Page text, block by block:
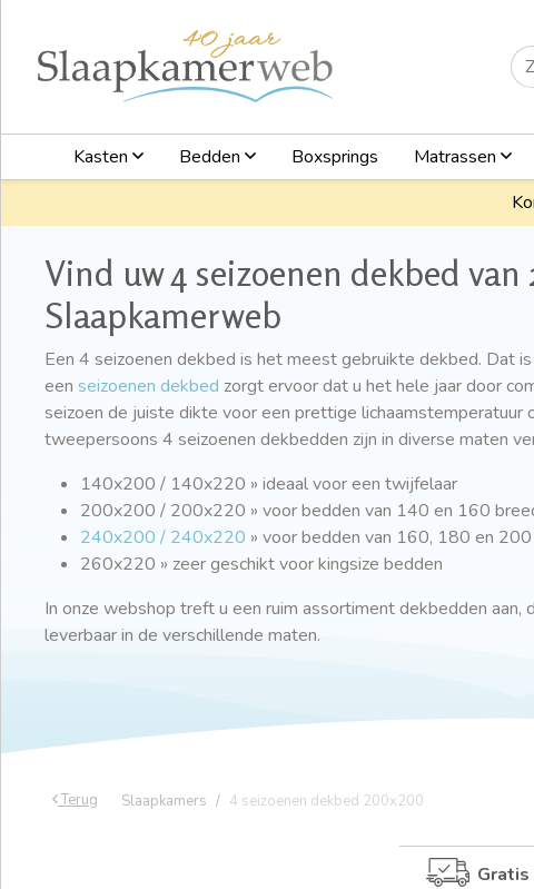
Kasten Bedden Boxsprings Matrassen
Vind uw 4 seizoenen dekbed
Slaapkamerweb
Een 4 seizoenen dekbed is het meest gebruikte dekbed. Dat
een seizoenen dekbed zorgt ervoor dat u het hele jaar door
seizoen de juiste dikte voor een prettige lichaamstemperatuur
tweepersoons 4 seizoenen dekbedden zijn in diverse maten
140x200 / 140x220 » ideaal voor een twijfelaar
200x200 / 200x220 » voor bedden van 140 en 160
240x200 / 240x220 » voor bedden van 160, 180 en
260x220 » zeer geschikt voor kingsize bedden
In onze webshop treft u een ruim assortiment dekbedden aan,
leverbaar in de verschillende maten.
Terug Slaapkamers 4 seizoenen dekbed 200x200
Gratis